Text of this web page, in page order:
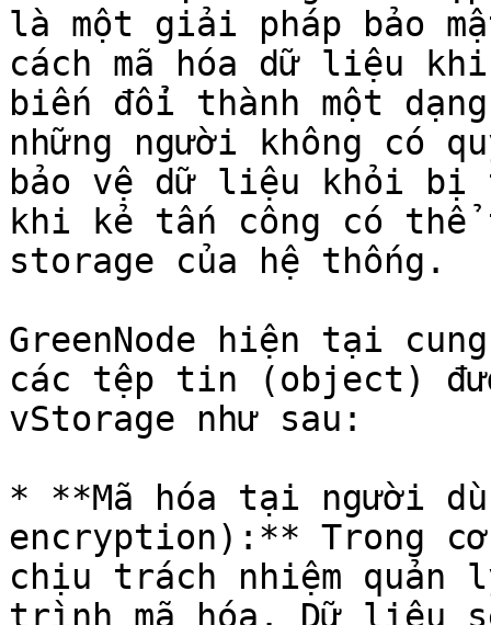
là một giải pháp bảo
cách mã hóa dữ liệu
biến đổi thành một
những người không có
bảo vệ dữ liệu khỏi bị
khi kẻ tấn công có thể
storage của hệ thống.
GreenNode hiện tại
các tệp tin (object)
vStorage như sau:
* **Mã hóa tại người
encryption):** Trong
chịu trách nhiệm quản
trình mã hóa. Dữ liệu